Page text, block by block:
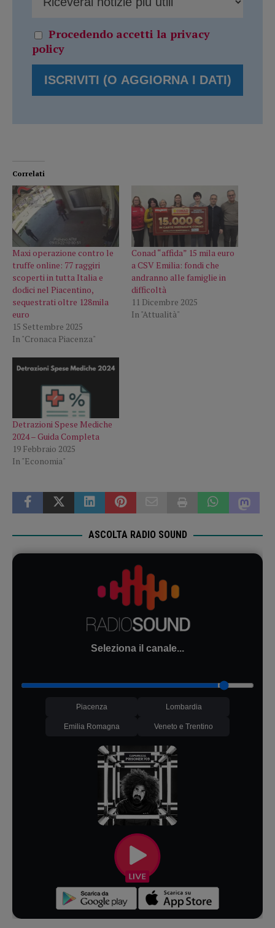
Procedendo accetti la privacy
policy
Correlati
Maxi operazione contro le
truffe online: 77 raggiri
scoperti in tutta Italia e
dodici nel Piacentino,
sequestrati oltre 128mila
euro
15 Settembre 2025
In "Cronaca Piacenza"
Conad “affida” 15 mila euro
a CSV Emilia: fondi che
andranno alle famiglie in
difficoltà
11 Dicembre 2025
In "Attualità"
Detrazioni Spese Mediche
2024 – Guida Completa
19 Febbraio 2025
In "Economia"
ASCOLTA RADIO SOUND
Seleziona il canale...
Piacenza Lombardia
Emilia Romagna Veneto e Trentino